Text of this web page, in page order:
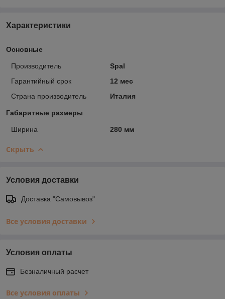
Характеристики
Основные
Производитель
Spal
Гарантийный срок
12 мес
Страна производитель
Италия
Габаритные размеры
Ширина 280 мм
Скрыть
Условия доставки
Доставка "Самовывоз"
Все условия доставки
Условия оплаты
Безналичный расчет
Все условия оплаты